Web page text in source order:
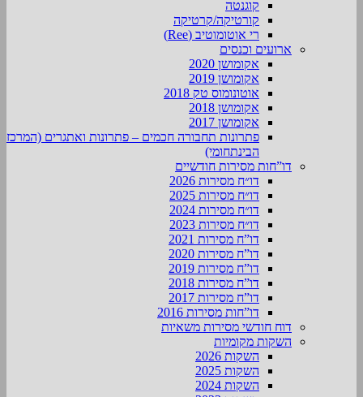
קוגנטה
קורטיקה/קרטיקה
רי אוטומוטיב (Ree)
ארועים וכנסים
אקומושן 2020
אקומושן 2019
אוטונומוס טק 2018
אקומושן 2018
אקומושן 2017
פתרונות תחבורה חכמים – פתרונות ואתגרים (המרכז
הבינתחומי)
דו”חות מסירות חודשיים
דו״ח מסירות 2026
דו״ח מסירות 2025
דו״ח מסירות 2024
דו״ח מסירות 2023
דו”ח מסירות 2021
דו”ח מסירות 2020
דו”ח מסירות 2019
דו”ח מסירות 2018
דו”ח מסירות 2017
דו”חות מסירות 2016
דוח חודשי מסירות משאיות
השקות מקומיות
השקות 2026
השקות 2025
השקות 2024